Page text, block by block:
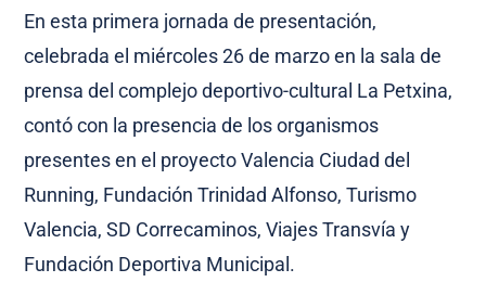
En esta primera jornada de presentación,
celebrada el miércoles 26 de marzo en la sala de
prensa del complejo deportivo-cultural La Petxina,
contó con la presencia de los organismos
presentes en el proyecto Valencia Ciudad del
Running, Fundación Trinidad Alfonso, Turismo
Valencia, SD Correcaminos, Viajes Transvía y
Fundación Deportiva Municipal.